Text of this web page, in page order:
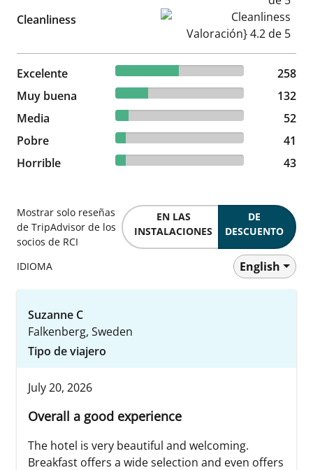
Cleanliness Cleanliness Valoración} 4.2
Excelente 49.05% reviewed Excelente
258 reviews
258
Muy buena
25.1% reviewed Muy buena
132 reviews
132
Media
9.89% reviewed Media
52 reviews
52
Pobre
7.79% reviewed Pobre
41 reviews
41
Horrible
8.17% reviewed Horrible
43 reviews 43
Mostrar solo reseñas
de TripAdvisor de los
socios de RCI
EN LAS
INSTALACIONES
DE
DESCUENTO
IDIOMA English
Suzanne C
Falkenberg, Sweden
Tipo de viajero
July 20, 2026
Overall a good experience
The hotel is very beautiful and welcoming.
Breakfast offers a wide selection and even offers